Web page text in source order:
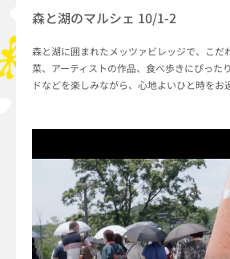
森と湖のマルシェ 10/1-2
森と湖に囲まれたメッツァビレッジで、こだ
菜、アーティストの作品、食べ歩きにぴった
ドなどを楽しみながら、心地よいひと時をお